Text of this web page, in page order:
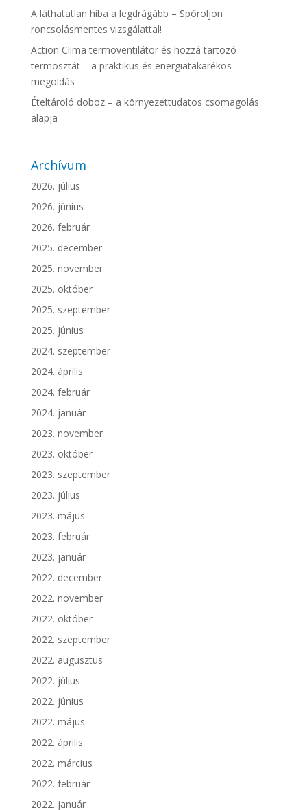
A láthatatlan hiba a legdrágább – Spóroljon
roncsolásmentes vizsgálattal!
Action Clima termoventilátor és hozzá tartozó
termosztát – a praktikus és energiatakarékos
megoldás
Ételtároló doboz – a környezettudatos csomagolás
alapja
Archívum
2026. július
2026. június
2026. február
2025. december
2025. november
2025. október
2025. szeptember
2025. június
2024. szeptember
2024. április
2024. február
2024. január
2023. november
2023. október
2023. szeptember
2023. július
2023. május
2023. február
2023. január
2022. december
2022. november
2022. október
2022. szeptember
2022. augusztus
2022. július
2022. június
2022. május
2022. április
2022. március
2022. február
2022. január